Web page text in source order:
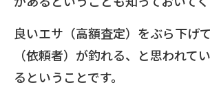
良いエサ（高額査定）をぶら下げ
（依頼者）が釣れる、と思われて
るということです。